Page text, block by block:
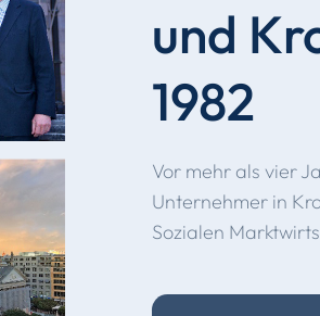
und
1982
Vor mehr als vier
Unternehmer in
Sozialen